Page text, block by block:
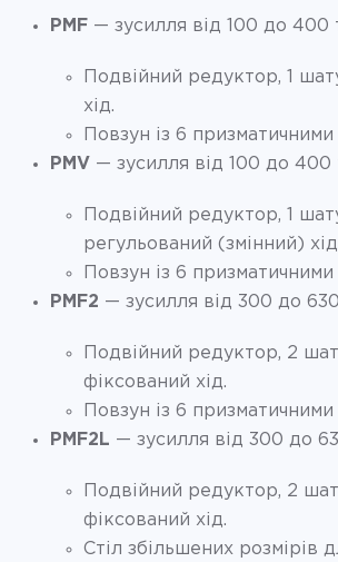
PMF — зусилля від 100 до 400
Подвійний редуктор, 1
хід.
Повзун із 6
PMV — зусилля від 100 до 400
Подвійний редуктор, 1
регульований (змінний)
Повзун із 6
PMF2 — зусилля від 300 до
Подвійний редуктор, 2
фіксований хід.
Повзун із 6
PMF2L — зусилля від 300 до
Подвійний редуктор, 2
фіксований хід.
Стіл збільшених розмірів